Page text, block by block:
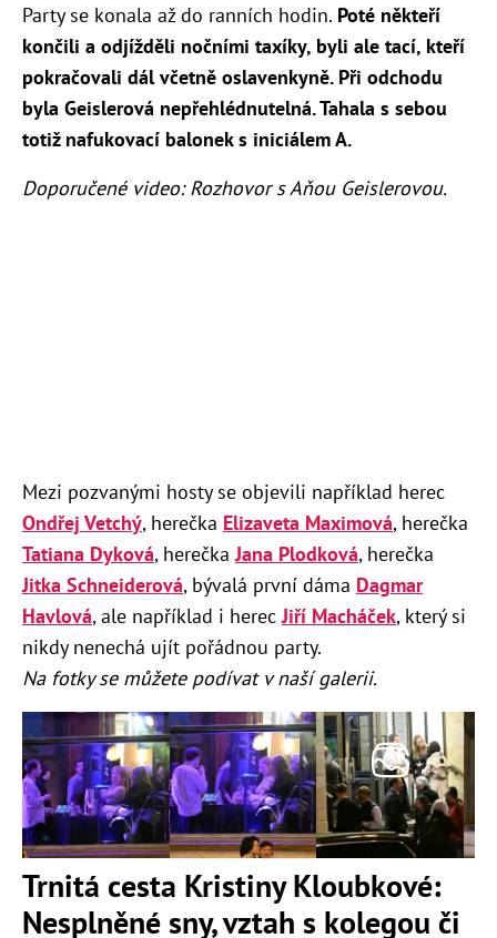
Party se konala až do ranních hodin. Poté někteří
končili a odjížděli nočními taxíky, byli ale tací, kteří
pokračovali dál včetně oslavenkyně. Při odchodu
byla Geislerová nepřehlédnutelná. Tahala s sebou
totiž nafukovací balonek s iniciálem A.
Doporučené video: Rozhovor s Aňou Geislerovou.
Mezi pozvanými hosty se objevili například herec
Ondřej Vetchý, herečka Elizaveta Maximová, herečka
Tatiana Dyková, herečka Jana Plodková, herečka
Jitka Schneiderová, bývalá první dáma Dagmar
Havlová, ale například i herec Jiří Macháček, který si
nikdy nenechá ujít pořádnou party.
Na fotky se můžete podívat v naší galerii.
Trnitá cesta Kristiny Kloubkové:
Nesplněné sny, vztah s kolegou či